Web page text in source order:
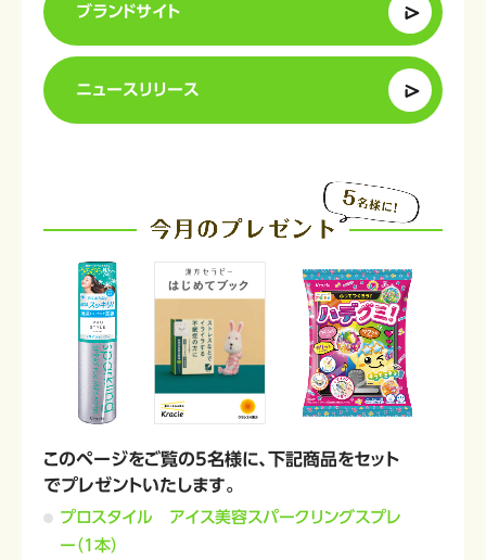
ブランドサイト
ニュースリリース
このページをご覧の5名様に、下記商品をセット
でプレゼントいたします。
プロスタイル アイス美容スパークリングスプレ
ー（1本）